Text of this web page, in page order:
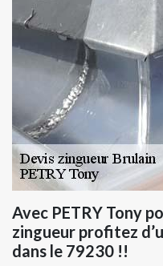
Avec PETRY Tony
zingueur profitez
dans le 79230 !!